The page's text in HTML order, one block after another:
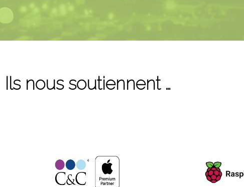
Ils nous soutiennent …